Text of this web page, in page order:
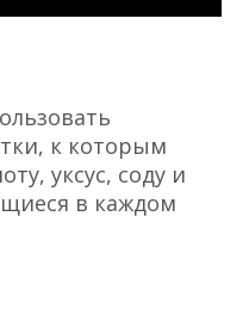
к которым
уксус, соду и
в каждом